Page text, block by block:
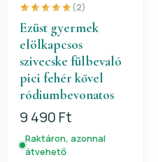
(2)
Ezüst gyermek
elölkapcsos
szivecske fülbevaló
pici fehér kővel
ródiumbevonatos
9 490 Ft
Raktáron, azonnal
átvehető